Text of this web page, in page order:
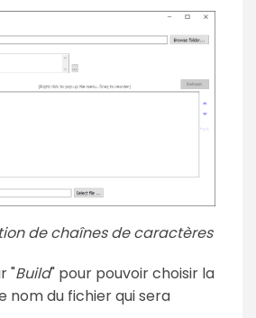
de chaînes de caractères
"Build" pour pouvoir choisir la
nom du fichier qui sera